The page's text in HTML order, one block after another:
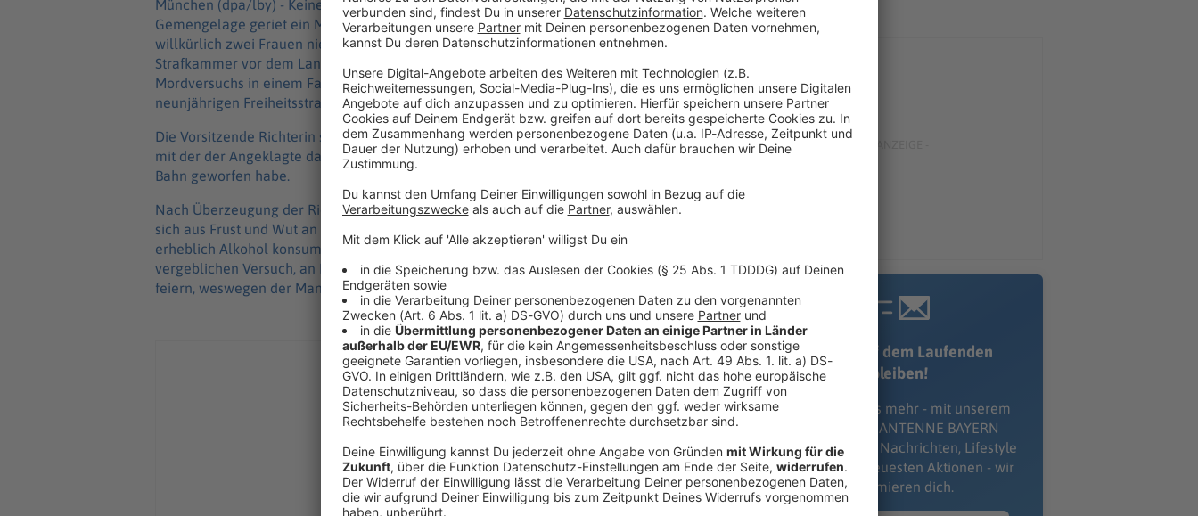
München (dpa/lby) - Keine Party, kein Sex, kein Kokain, aber zu viel Alkohol - in dieser
Gemengelage geriet ein Mann in München vor gut einem Jahr derart in Rage, dass er
willkürlich zwei Frauen niederschlug und schwer verletzte. So sah es die Große
Strafkammer vor dem Landgericht München I und verurteilte den heute 34-Jährigen wegen
Mordversuchs in einem Fall und gefährlicher Körperverletzung in zwei Fällen zu einer
neunjährigen Freiheitsstrafe, wie ein Justizsprecher mitteilte.
Die Vorsitzende Richterin sprach den Angaben nach von einer «erschreckend sinnlosen Tat»,
mit der der Angeklagte das Leben der beiden Frauen wie auch sein eigenes völlig aus der
Bahn geworfen habe.
Nach Überzeugung der Richter beschloss der Mann in den Morgenstunden des 1. Mai 2025,
sich aus Frust und Wut an einer beliebigen Person abzureagieren. Zuvor hatte er demnach
erheblich Alkohol konsumiert, ein erfolgloses «Blind Date» hinter sich und einen
vergeblichen Versuch, an Kokain zu kommen. Zudem wollten seine Freunde nicht weiter
feiern, weswegen der Mann alleine zu Hause saß.
Immer auf dem Laufenden
bleiben!
Verpass' nichts mehr - mit unserem
kostenlosen ANTENNE BAYERN
Newsletter. Ob Nachrichten, Lifestyle
oder unsere neuesten Aktionen - wir
informieren dich.